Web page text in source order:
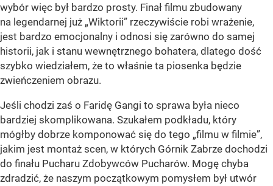
wybór więc był bardzo prosty. Finał filmu zbudowany
na legendarnej już „Wiktorii” rzeczywiście robi wrażenie,
jest bardzo emocjonalny i odnosi się zarówno do samej
historii, jak i stanu wewnętrznego bohatera, dlatego dość
szybko wiedziałem, że to właśnie ta piosenka będzie
zwieńczeniem obrazu.
Jeśli chodzi zaś o Faridę Gangi to sprawa była nieco
bardziej skomplikowana. Szukałem podkładu, który
mógłby dobrze komponować się do tego „filmu w filmie”,
jakim jest montaż scen, w których Górnik Zabrze dochodzi
do finału Pucharu Zdobywców Pucharów. Mogę chyba
zdradzić, że naszym początkowym pomysłem był utwór